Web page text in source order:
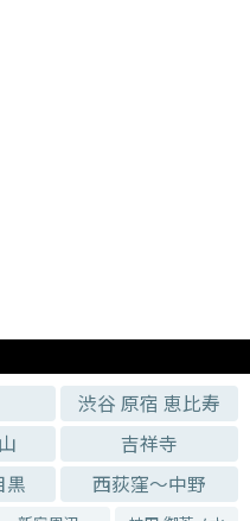
渋谷 原宿 恵比寿
吉祥寺
黒
西荻窪～中野